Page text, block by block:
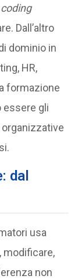
Dall’altro
dominio in
HR,
formazione
essere gli
dal
usa
modificare,
non